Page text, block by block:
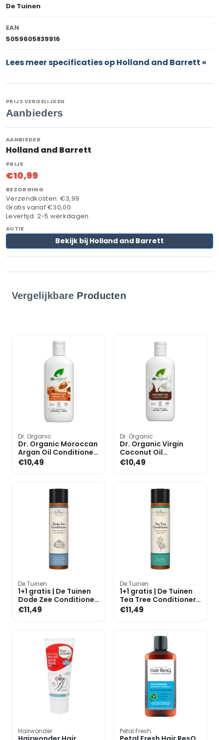
De Tuinen
EAN
5059605839916
Lees meer specificaties op Holland and Barrett »
PRIJS VERGELIJKEN
Aanbieders
Holland and Barrett
€10,99
Verzendkosten: €3,99
Gratis vanaf €30,00
Levertijd: 2-5 werkdagen
Bekijk bij Holland and Barrett
Vergelijkbare Producten
Dr. Organic
Dr. Organic Moroccan
Argan Oil Conditioner
- 265ml
€10,49
Dr. Organic
Dr. Organic Virgin
Coconut Oil
Conditioner - 265ml
€10,49
De Tuinen
1+1 gratis | De Tuinen
Dode Zee Conditioner
- 250ml
€11,49
De Tuinen
1+1 gratis | De Tuinen
Tea Tree Conditioner
- 250ml
€11,49
Hairwonder Petal Fresh